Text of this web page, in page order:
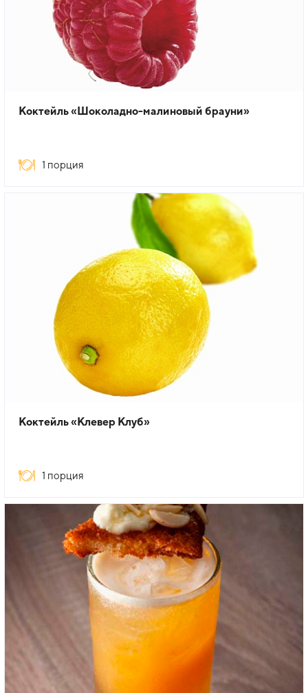
Коктейль «Шоколадно-малиновый брауни»
1 порция
Коктейль «Клевер Клуб»
1 порция